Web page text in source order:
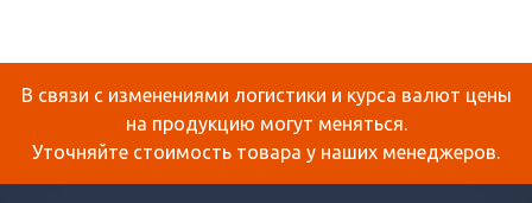
В связи с изменениями логистики и курса валют цены
на продукцию могут меняться.
Уточняйте стоимость товара у наших менеджеров.